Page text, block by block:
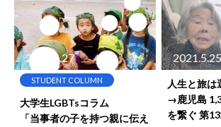
2021.5.27
STUDENT COLUMN
大学生LGBTsコラム
「当事者の子を持つ親に伝え
2021.5.25
人生と旅は
→鹿児島
を繋ぐ 第